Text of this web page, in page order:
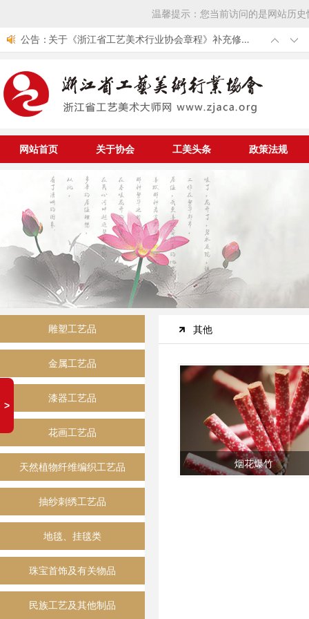
温馨提示：您当前访问的是网站历
公告：关于《浙江省工艺美术行业协会章程》补充修改
的通知
第七届中国工艺美术大师评选结果公布 我省新增
艺品交易会
关于举办中华优秀传统文化传承发展工程大国非
遗工匠专项公益工程工美项目大国非遗工匠认定
与资助仪式的通知
中国轻工业联合会《关于开展第七届中国工艺美
术大师评选工作的通知》
网站首页 关于协会 工美头条 政策法规
雕塑工艺品
金属工艺品
漆器工艺品
花画工艺品
天然植物纤维编织工艺品
抽纱刺绣工艺品
地毯、挂毯类
珠宝首饰及有关物品
民族工艺及其他制品
其他
烟花爆竹